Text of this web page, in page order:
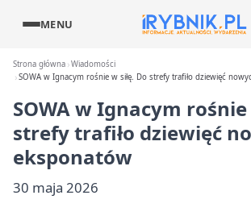
MENU
Strona główna Wiadomości
SOWA w Ignacym rośnie w siłę. Do strefy trafiło dziewięć
SOWA w Ignacym rośnie
strefy trafiło dziewięć
eksponatów
30 maja 2026